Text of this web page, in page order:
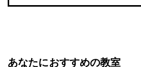
あなたにおすすめの教室